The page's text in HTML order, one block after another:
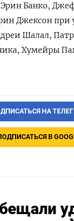
Эрин Банко,
Джексон при
Шалал,
Хумейры
НА
В